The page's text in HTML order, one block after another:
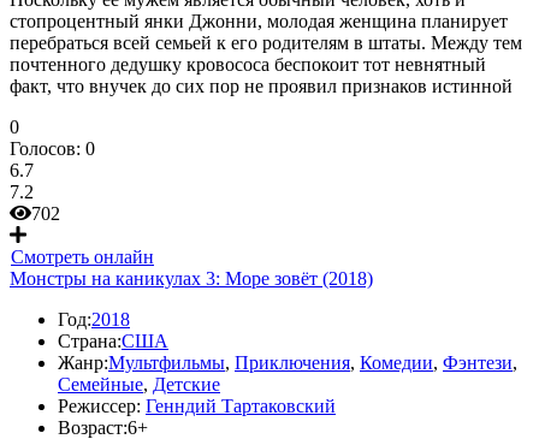
стопроцентный янки Джонни, молодая женщина планирует
перебраться всей семьей к его родителям в штаты. Между тем
почтенного дедушку кровососа беспокоит тот невнятный
факт, что внучек до сих пор не проявил признаков истинной
0
Голосов: 0
6.7
7.2
702
Смотреть онлайн
Монстры на каникулах 3: Море зовёт (2018)
Год:2018
Страна:США
Жанр:Мультфильмы, Приключения, Комедии, Фэнтези,
Семейные, Детские
Режиссер: Генндий Тартаковский
Возраст:6+